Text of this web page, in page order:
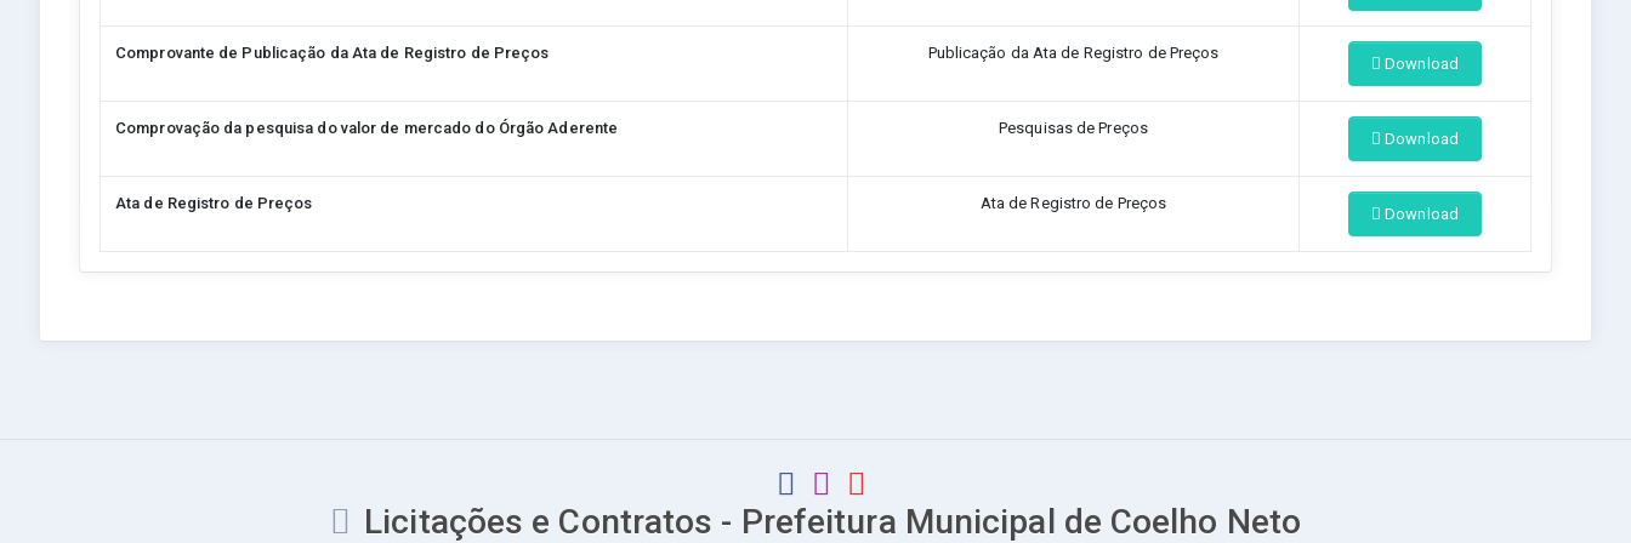
Comprovante de Publicação da Ata de Registro de Preços Publicação da Ata de Registro de Preços
Download
Comprovação da pesquisa do valor de mercado do Órgão Aderente Pesquisas de Preços
Download
Ata de Registro de Preços Ata de Registro de Preços
Download
Licitações e Contratos - Prefeitura Municipal de Coelho Neto